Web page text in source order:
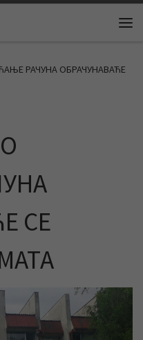
РАЧУНА ОБРАЧУНАВАЋЕ
СЕ